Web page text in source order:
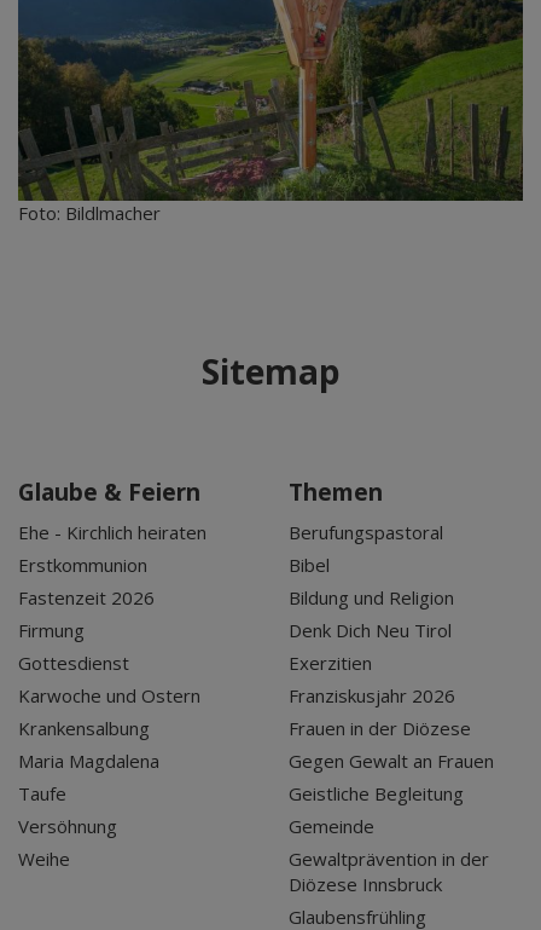
Foto: Bildlmacher
Sitemap
Glaube & Feiern
Ehe - Kirchlich heiraten
Erstkommunion
Fastenzeit 2026
Firmung
Gottesdienst
Karwoche und Ostern
Krankensalbung
Maria Magdalena
Taufe
Versöhnung
Weihe
Themen
Berufungspastoral
Bibel
Bildung und Religion
Denk Dich Neu Tirol
Exerzitien
Franziskusjahr 2026
Frauen in der Diözese
Gegen Gewalt an Frauen
Geistliche Begleitung
Gemeinde
Gewaltprävention in der
Diözese Innsbruck
Glaubensfrühling